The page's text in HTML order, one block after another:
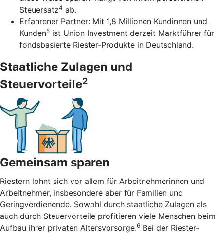
Steuersatz4 ab.
Erfahrener Partner: Mit 1,8 Millionen Kundinnen und
Kunden5 ist Union Investment derzeit Marktführer für
fondsbasierte Riester-Produkte in Deutschland.
Staatliche Zulagen und
Steuervorteile2
Gemeinsam sparen
Riestern lohnt sich vor allem für Arbeitnehmerinnen und
Arbeitnehmer, insbesondere aber für Familien und
Geringverdienende. Sowohl durch staatliche Zulagen als
auch durch Steuervorteile profitieren viele Menschen beim
Aufbau ihrer privaten Altersvorsorge.6 Bei der Riester-